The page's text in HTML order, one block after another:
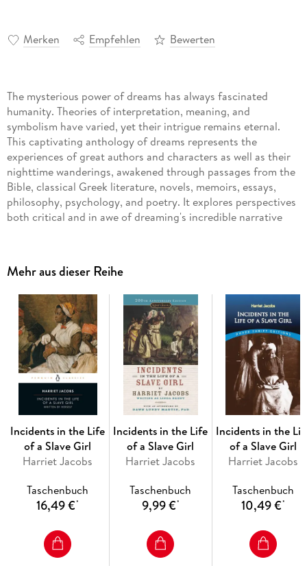
Merken Empfehlen Bewerten
The mysterious power of dreams has always fascinated
humanity. Theories of interpretation, meaning, and
symbolism have varied, yet their intrigue remains eternal.
This captivating anthology of dreams represents the
experiences of great authors and characters as well as their
nighttime wanderings, awakened through passages from the
Bible, classical Greek literature, novels, memoirs, essays,
philosophy, psychology, and poetry. It explores perspectives
both critical and in awe of dreaming's incredible narrative
original collection contains selections from Louisa May
Alcott, the Brontë sisters, G. K. Chesterton, Cicero, René
Descartes, Charles Dickens, Emily Dickinson, Fyodor
Dostoyevsky, Ralph Waldo Emerson, Sigmund Freud, Homer,
Victor Hugo, Edgar Allan Poe, William Shakespeare,
Sophocles, Robert Louis Stevenson, and other dreamers.
Mehr aus dieser Reihe
Incidents in the Life
of a Slave Girl
Harriet Jacobs
Taschenbuch
16,49 €*
Incidents in the Life
of a Slave Girl
Harriet Jacobs
Taschenbuch
9,99 €*
Incidents in the
of a Slave Girl
Harriet Jacobs
Taschenbuch
10,49 €*